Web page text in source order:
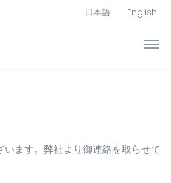
日本語 English
います。弊社より御連絡を取らせて